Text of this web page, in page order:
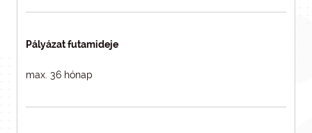
Pályázat futamideje
max. 36 hónap